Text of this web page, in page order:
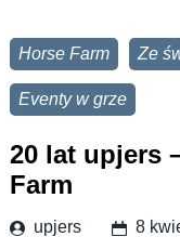
Horse Farm Ze
Eventy w grze
20 lat upjers
Farm
upjers 8